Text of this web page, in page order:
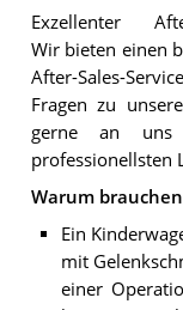
Exzellenter
Wir bieten einen
After-Sales-
Fragen zu
gerne an
professionellsten
Warum
Ein
mit
einer